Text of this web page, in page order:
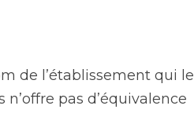
de l’établissement qui le
pas d’équivalence